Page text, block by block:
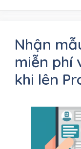
Nhận
miễn phí
khi lên